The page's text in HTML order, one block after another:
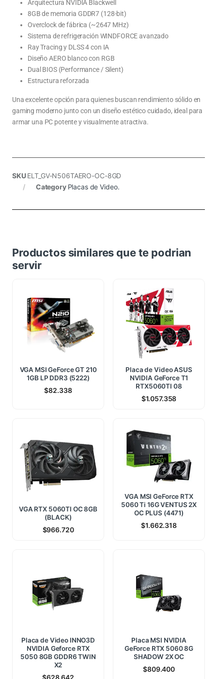
Arquitectura NVIDIA Blackwell
8GB de memoria GDDR7 (128-bit)
Overclock de fábrica (~2647 MHz)
Sistema de refrigeración WINDFORCE avanzado
Ray Tracing y DLSS 4 con IA
Diseño AERO blanco con RGB
Dual BIOS (Performance / Silent)
Estructura reforzada
Una excelente opción para quienes buscan rendimiento sólido en
gaming moderno junto con un diseño estético cuidado, ideal para
armar una PC potente y visualmente atractiva.
SKUELT_GV-N506TAERO-OC-8GD
Category Placas de Video.
Productos similares que te podrian
servir
VGA MSI GeForce GT 210
1GB LP DDR3 (5222)
$82.338
Placa de Video ASUS
NVIDIA GeForce T1
RTX5060TI 08
$1.057.358
VGA RTX 5060TI OC 8GB
(BLACK)
$966.720
VGA MSI GeForce RTX
5060 Ti 16G VENTUS 2X
OC PLUS (4471)
$1.662.318
Placa de Video INNO3D
NVIDIA Geforce RTX
5050 8GB GDDR6 TWIN
X2
$628.642
Placa MSI NVIDIA
GeForce RTX 5060 8G
SHADOW 2X OC
$809.400